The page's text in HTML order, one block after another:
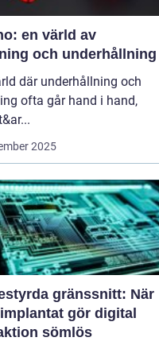
en värld av
och underhållning
där underhållning och
ofta går hand i hand,
2025
gränssnitt: När
gör digital
sömlös